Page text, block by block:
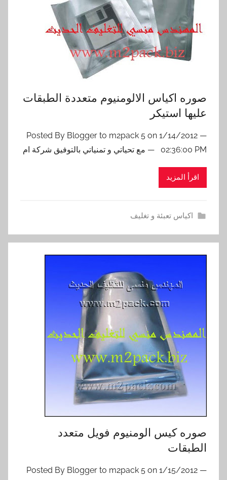
صوره اكياس الالومنيوم متعددة الطبقات
عليها استيكر
— Posted By Blogger to m2pack 5 on 1/14/2012
02:36:00 PM — مع تحياتي و تمنياتي بالتوفيق شركة ام
اقرأ المزيد
اكياس تعبئة و تغليف
صوره كيس الومنيوم فويل متعدد
الطبقات
— Posted By Blogger to m2pack 5 on 1/15/2012